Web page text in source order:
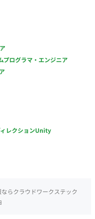
プログラマ・エンジニア
レクションUnity
らクラウドワークステック